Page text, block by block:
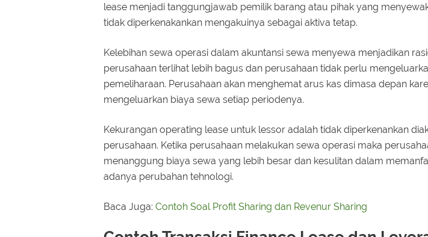
lease menjadi tanggungjawab pemilik barang atau pihak yang
tidak diperkenakankan mengakuinya sebagai aktiva tetap.
Kelebihan sewa operasi dalam akuntansi sewa menyewa menjadikan
perusahaan terlihat lebih bagus dan perusahaan tidak perlu
pemeliharaan. Perusahaan akan menghemat arus kas dimasa depan
mengeluarkan biaya sewa setiap periodenya.
Kekurangan operating lease untuk lessor adalah tidak diperkenankan
perusahaan. Ketika perusahaan melakukan sewa operasi maka
menanggung biaya sewa yang lebih besar dan kesulitan dalam
adanya perubahan tehnologi.
Baca Juga: Contoh Soal Profit Sharing dan Revenur Sharing